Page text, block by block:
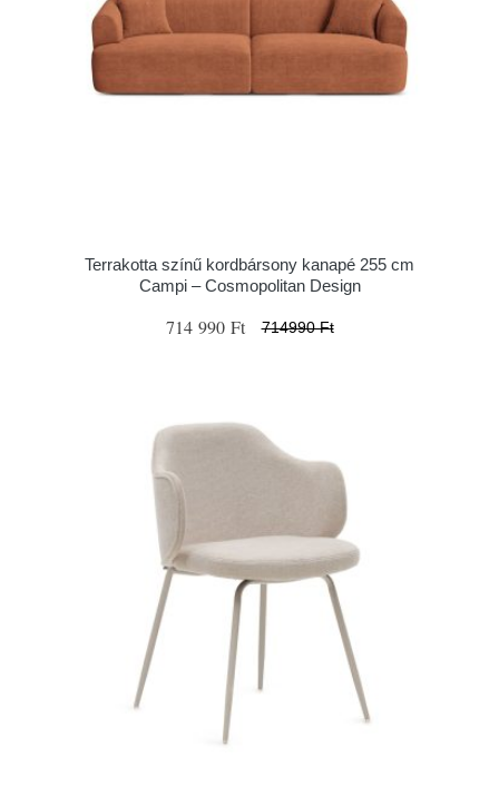
Terrakotta színű kordbársony kanapé 255 cm
Campi – Cosmopolitan Design
714 990 Ft 714990 Ft